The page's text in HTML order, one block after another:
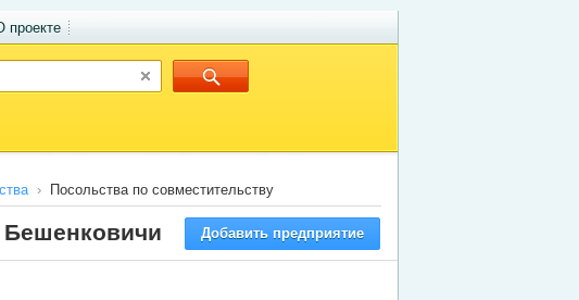
проекте
Посольства по совместительству
Бешенковичи Добавить предприятие